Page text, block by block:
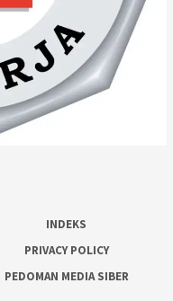
INDEKS
PRIVACY POLICY
PEDOMAN MEDIA SIBER